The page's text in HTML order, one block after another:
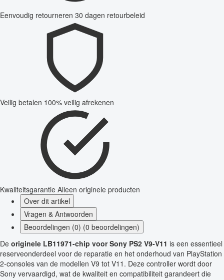
Eenvoudig retourneren 30 dagen retourbeleid
Veilig betalen 100% veilig afrekenen
Kwaliteitsgarantie Alleen originele producten
Over dit artikel
Vragen & Antwoorden
Beoordelingen (0) (0 beoordelingen)
De originele LB11971-chip voor Sony PS2 V9-V11 is een essentieel
reserveonderdeel voor de reparatie en het onderhoud van PlayStation
2-consoles van de modellen V9 tot V11. Deze controller wordt door
Sony vervaardigd, wat de kwaliteit en compatibiliteit garandeert die